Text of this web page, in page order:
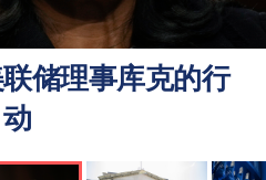
储理事库克的行
动